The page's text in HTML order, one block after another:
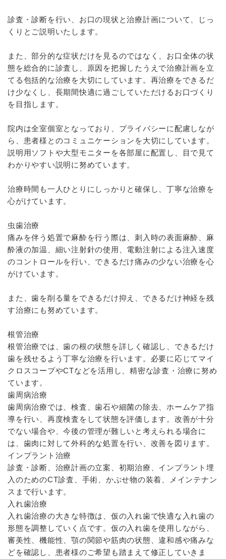
診査・診断を行い、お口の現状と治療計画について、じっ
くりとご説明いたします。
また、部分的な症状だけを見るのではなく、お口全体の状
態を総合的に診査し、原因を把握したうえで治療計画を立
てる包括的な治療を大切にしています。再治療をできるだ
け少なくし、長期間快適に過ごしていただけるお口づくり
を目指します。
院内は全室個室となっており、プライバシーに配慮しなが
ら、患者様とのコミュニケーションを大切にしています。
説明用ソフトや大型モニターを各部屋に配置し、目で見て
わかりやすい説明に努めています。
治療時間も一人ひとりにしっかりと確保し、丁寧な治療を
心がけています。
虫歯治療
痛みを伴う処置で麻酔を行う際は、刺入時の表面麻酔、麻
酔液の加温、細い注射針の使用、電動注射による注入速度
のコントロールを行い、できるだけ痛みの少ない治療を心
がけています。
また、歯を削る量をできるだけ抑え、できるだけ神経を残
す治療にも努めています。
根管治療
根管治療では、歯の根の状態を詳しく確認し、できるだけ
歯を残せるよう丁寧な治療を行います。必要に応じてマイ
クロスコープやCTなどを活用し、精密な診査・治療に努め
ています。
歯周病治療
歯周病治療では、検査、歯石や細菌の除去、ホームケア指
導を行い、再度検査をして状態を評価します。改善が十分
でない場合や、今後の管理が難しいと考えられる場合に
は、歯肉に対して外科的な処置を行い、改善を図ります。
インプラント治療
診査・診断、治療計画の立案、初期治療、インプラント埋
入のためのCT診査、手術、かぶせ物の装着、メインテナン
スまで行います。
入れ歯治療
入れ歯治療の大きな特徴は、仮の入れ歯で快適な入れ歯の
形態を調整していく点です。仮の入れ歯を使用しながら、
審美性、機能性、顎の関節や筋肉の状態、違和感や痛みな
どを確認し、患者様のご希望も踏まえて修正していきま